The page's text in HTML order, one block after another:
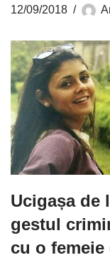
12/09/2018
Ucigașa de
gestul
cu o femeie